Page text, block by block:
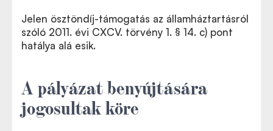
Jelen ösztöndíj-támogatás az államháztartásról
szóló 2011. évi CXCV. törvény 1. § 14. c) pont
hatálya alá esik.
A pályázat benyújtására
jogosultak köre